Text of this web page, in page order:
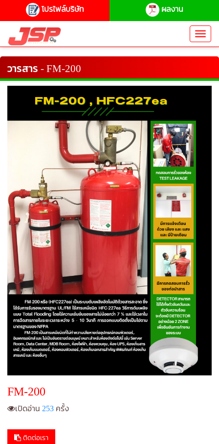
โปรไฟล์บริษัท ผลงาน
วารสาร - FM-200
FM-200
เปิดอ่าน 253 ครั้ง
ติดต่อเรา